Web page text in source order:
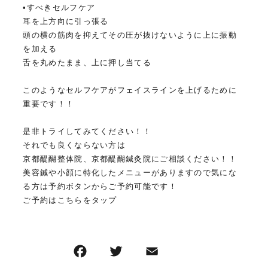
•すべきセルフケア
耳を上方向に引っ張る
頭の横の筋肉を抑えてその圧が抜けないように上に振動
を加える
舌を丸めたまま、上に押し当てる
このようなセルフケアがフェイスラインを上げるために
重要です！！
是非トライしてみてください！！
それでも良くならない方は
京都醍醐整体院、京都醍醐鍼灸院にご相談ください！！
美容鍼や小顔に特化したメニューがありますので気にな
る方は予約ボタンからご予約可能です！
ご予約はこちらをタップ